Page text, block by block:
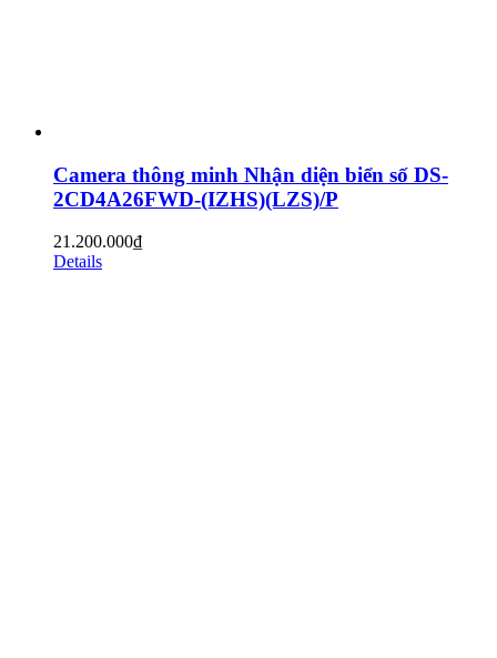
Camera thông minh Nhận diện biển số DS-
2CD4A26FWD-(IZHS)(LZS)/P
21.200.000₫
Details